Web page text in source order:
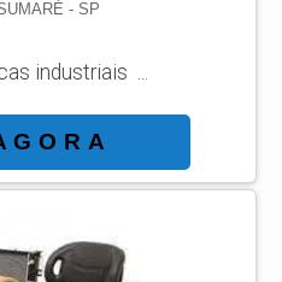
- SP
industriais ...